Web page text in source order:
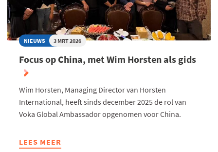
BEDRIJVEN
MET
VCDO-
CHARTER
NIEUWS 3 MRT 2026
Focus op China, met Wim Horsten als gids
Wim Horsten, Managing Director van Horsten
International, heeft sinds december 2025 de rol van
Voka Global Ambassador opgenomen voor China.
LEES MEER
ABOUT